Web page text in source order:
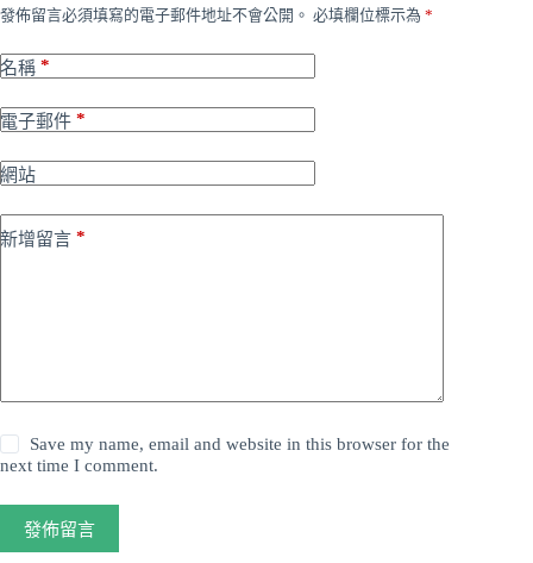
發佈留言必須填寫的電子郵件地址不會公開。 必填欄位標示為 *
名稱 *
電子郵件 *
網站
新增留言 *
Save my name, email and website in this browser for the
next time I comment.
發佈留言